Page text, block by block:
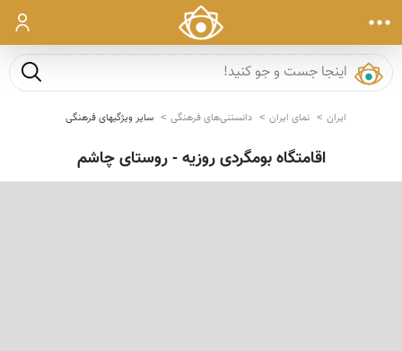
ورود
جست و
ایران نمای ایران دانستنی‌های فرهنگی سایر ویژگیهای فرهنگی
اقامتگاه بومگردی روزیه - روستای چاشم